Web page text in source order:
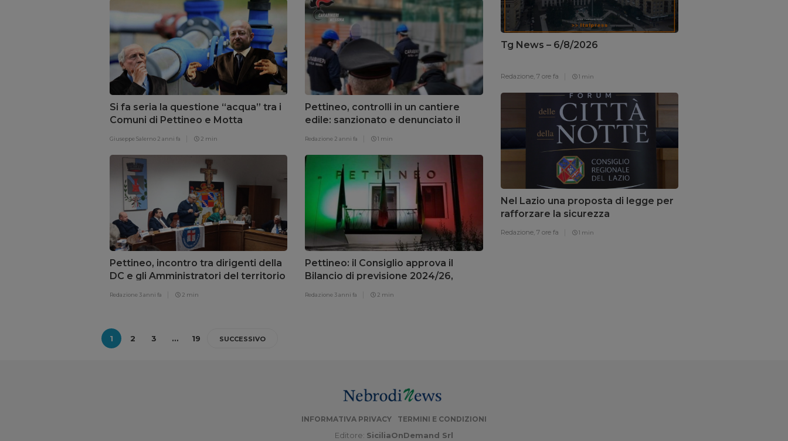
Si fa seria la questione “acqua” tra i
Comuni di Pettineo e Motta
Giuseppe Salerno 2 anni fa 2 min
Pettineo, controlli in un cantiere
edile: sanzionato e denunciato il
Redazione 2 anni fa 1 min
Pettineo, incontro tra dirigenti della
DC e gli Amministratori del territorio
Redazione 3 anni fa 2 min
Pettineo: il Consiglio approva il
Bilancio di previsione 2024/26,
Redazione 3 anni fa 2 min
1 2 3 … 19 SUCCESSIVO
Tg News – 6/8/2026
Redazione, 7 ore fa 1 min
Nel Lazio una proposta di legge per
rafforzare la sicurezza
Redazione, 7 ore fa 1 min
INFORMATIVA PRIVACY TERMINI E CONDIZIONI
Editore: SiciliaOnDemand Srl